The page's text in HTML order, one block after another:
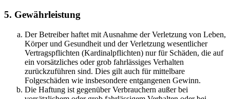
5. Gewährleistung
Der Betreiber haftet mit Ausnahme der Verletzung von Leben,
Körper und Gesundheit und der Verletzung wesentlicher
Vertragspflichten (Kardinalpflichten) nur für Schäden, die auf
ein vorsätzliches oder grob fahrlässiges Verhalten
zurückzuführen sind. Dies gilt auch für mittelbare
Folgeschäden wie insbesondere entgangenen Gewinn.
Die Haftung ist gegenüber Verbrauchern außer bei